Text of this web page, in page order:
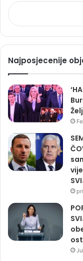
Najposjecenije